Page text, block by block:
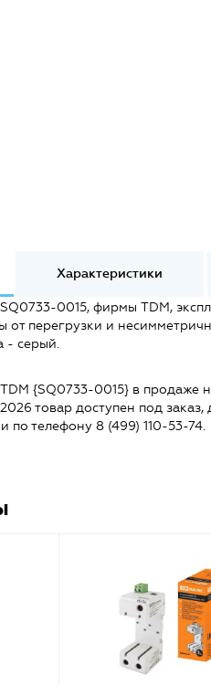
Характеристики
0015, фирмы TDM,
от перегрузки и
- серый.
{SQ0733-0015} в продаже
товар доступен под
и по телефону 8 (499) 110-53-74.